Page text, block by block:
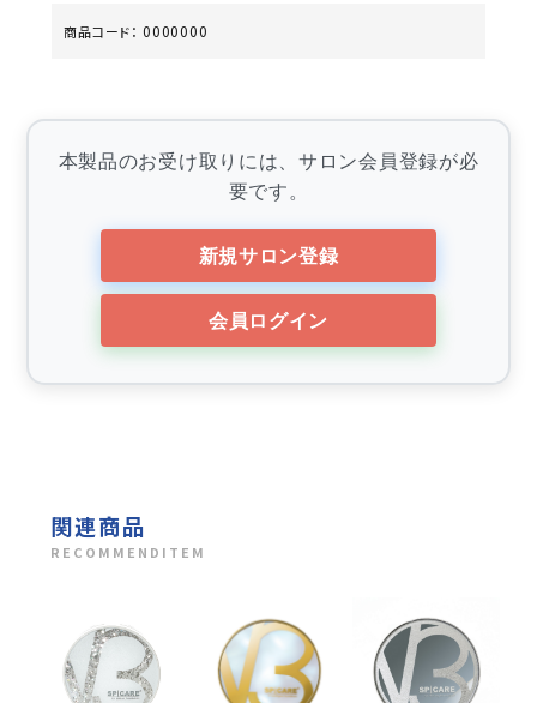
商品コード： 0000000
本製品のお受け取りには、サロン会員登録が必
要です。
新規サロン登録
会員ログイン
関連商品
RECOMMENDITEM